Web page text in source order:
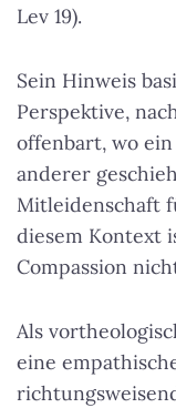
Lev 19).
Sein Hinweis
Perspektive,
offenbart, wo
anderer
Mitleidenschaft
diesem Kontext
Compassion
Als
eine